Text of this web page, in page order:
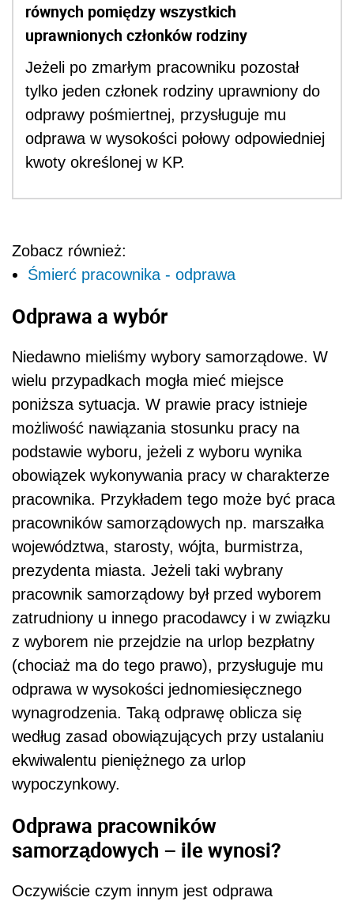
równych pomiędzy wszystkich
uprawnionych członków rodziny
Jeżeli po zmarłym pracowniku pozostał
tylko jeden członek rodziny uprawniony do
odprawy pośmiertnej, przysługuje mu
odprawa w wysokości połowy odpowiedniej
kwoty określonej w KP.
Zobacz również:
Śmierć pracownika - odprawa
Odprawa a wybór
Niedawno mieliśmy wybory samorządowe. W
wielu przypadkach mogła mieć miejsce
poniższa sytuacja. W prawie pracy istnieje
możliwość nawiązania stosunku pracy na
podstawie wyboru, jeżeli z wyboru wynika
obowiązek wykonywania pracy w charakterze
pracownika. Przykładem tego może być praca
pracowników samorządowych np. marszałka
województwa, starosty, wójta, burmistrza,
prezydenta miasta. Jeżeli taki wybrany
pracownik samorządowy był przed wyborem
zatrudniony u innego pracodawcy i w związku
z wyborem nie przejdzie na urlop bezpłatny
(chociaż ma do tego prawo), przysługuje mu
odprawa w wysokości jednomiesięcznego
wynagrodzenia. Taką odprawę oblicza się
według zasad obowiązujących przy ustalaniu
ekwiwalentu pieniężnego za urlop
wypoczynkowy.
Odprawa pracowników
samorządowych – ile wynosi?
Oczywiście czym innym jest odprawa